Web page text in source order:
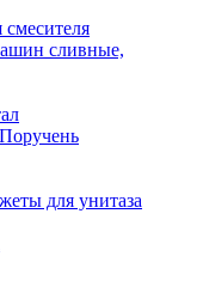
сливные,
для унитаза